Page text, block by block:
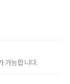
가능합니다.